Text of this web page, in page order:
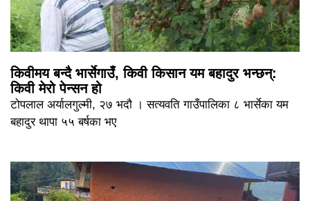
किवीमय बन्दै भार्सेगाउँ, किवी किसान यम बहादुर भन्छन्:
किवी मेरो पेन्सन हो
टोपलाल अर्यालगुल्मी, २७ भदौ । सत्यवति गाउँपालिका ८ भार्सेका यम
बहादुर थापा ५५ बर्षका भए